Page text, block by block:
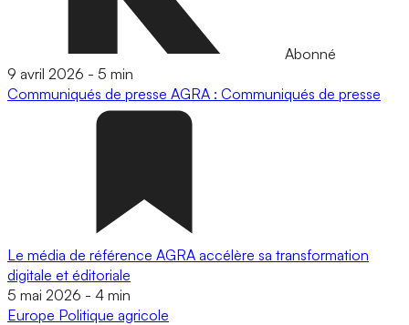
Abonné
9 avril 2026 - 5 min
Communiqués de presse AGRA : Communiqués de presse
Le média de référence AGRA accélère sa transformation
digitale et éditoriale
5 mai 2026 - 4 min
Europe Politique agricole